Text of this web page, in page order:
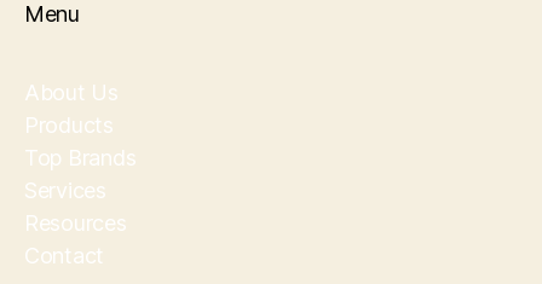
Menu
About Us
Products
Top Brands
Services
Resources
Contact